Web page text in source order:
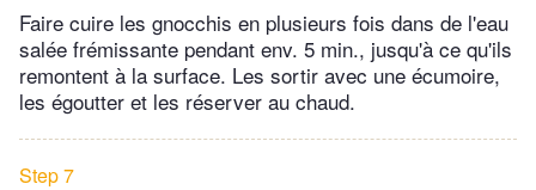
Faire cuire les gnocchis en plusieurs fois dans de l'eau
salée frémissante pendant env. 5 min., jusqu'à ce qu'ils
remontent à la surface. Les sortir avec une écumoire,
les égoutter et les réserver au chaud.
Step 7